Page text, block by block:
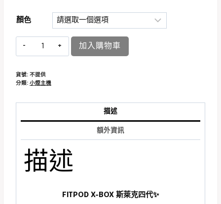
顏色
加入購物車
貨號: 不提供
分類: 小煙主機
描述
額外資訊
描述
FITPOD X-BOX 斯萊克四代✨